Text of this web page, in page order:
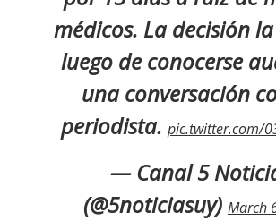
médicos. La decisión
luego de conocerse
una conversación
periodista. pic.twitter.com/
— Canal 5
(@5noticiasuy) March